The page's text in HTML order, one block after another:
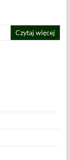
Czytaj więcej